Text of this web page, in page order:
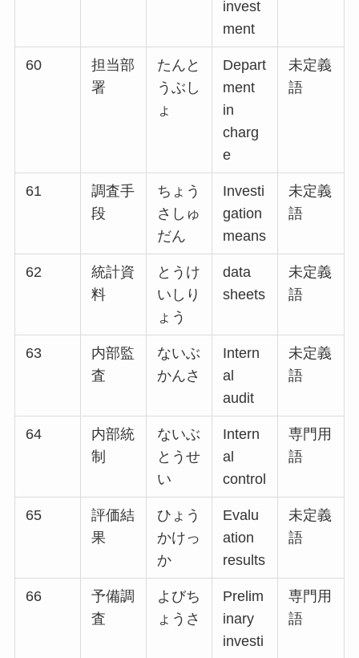
invest
ment
60
担当部
署
たんと
うぶし
ょ
Depart
ment
in
charg
e
未定義
語
61
調査手
段
ちょう
さしゅ
だん
Investi
gation
means
未定義
語
62
統計資
料
とうけ
いしり
ょう
data
sheets
未定義
語
63
内部監
査
ないぶ
かんさ
Intern
al
audit
未定義
語
64
内部統
制
ないぶ
とうせ
い
Intern
al
control
専門用
語
65
評価結
果
ひょう
かけっ
か
Evalu
ation
results
未定義
語
66
予備調
査
よびち
ょうさ
Prelim
inary
investi
専門用
語